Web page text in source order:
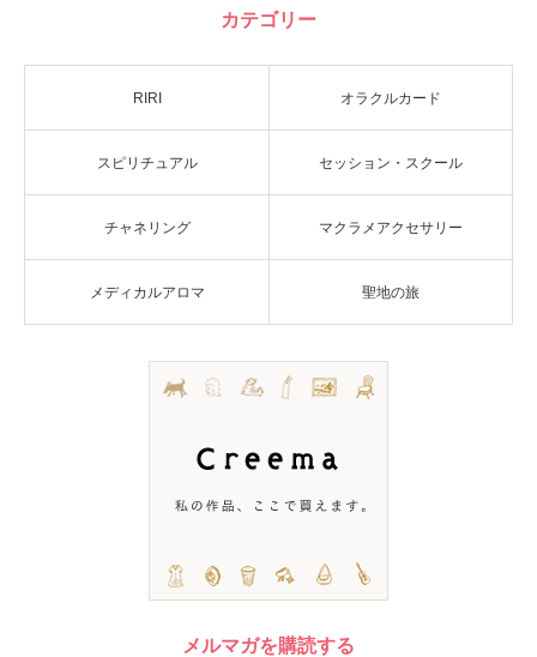
カテゴリー
RIRI オラクルカード
スピリチュアル セッション・スクール
チャネリング マクラメアクセサリー
メディカルアロマ 聖地の旅
メルマガを購読する